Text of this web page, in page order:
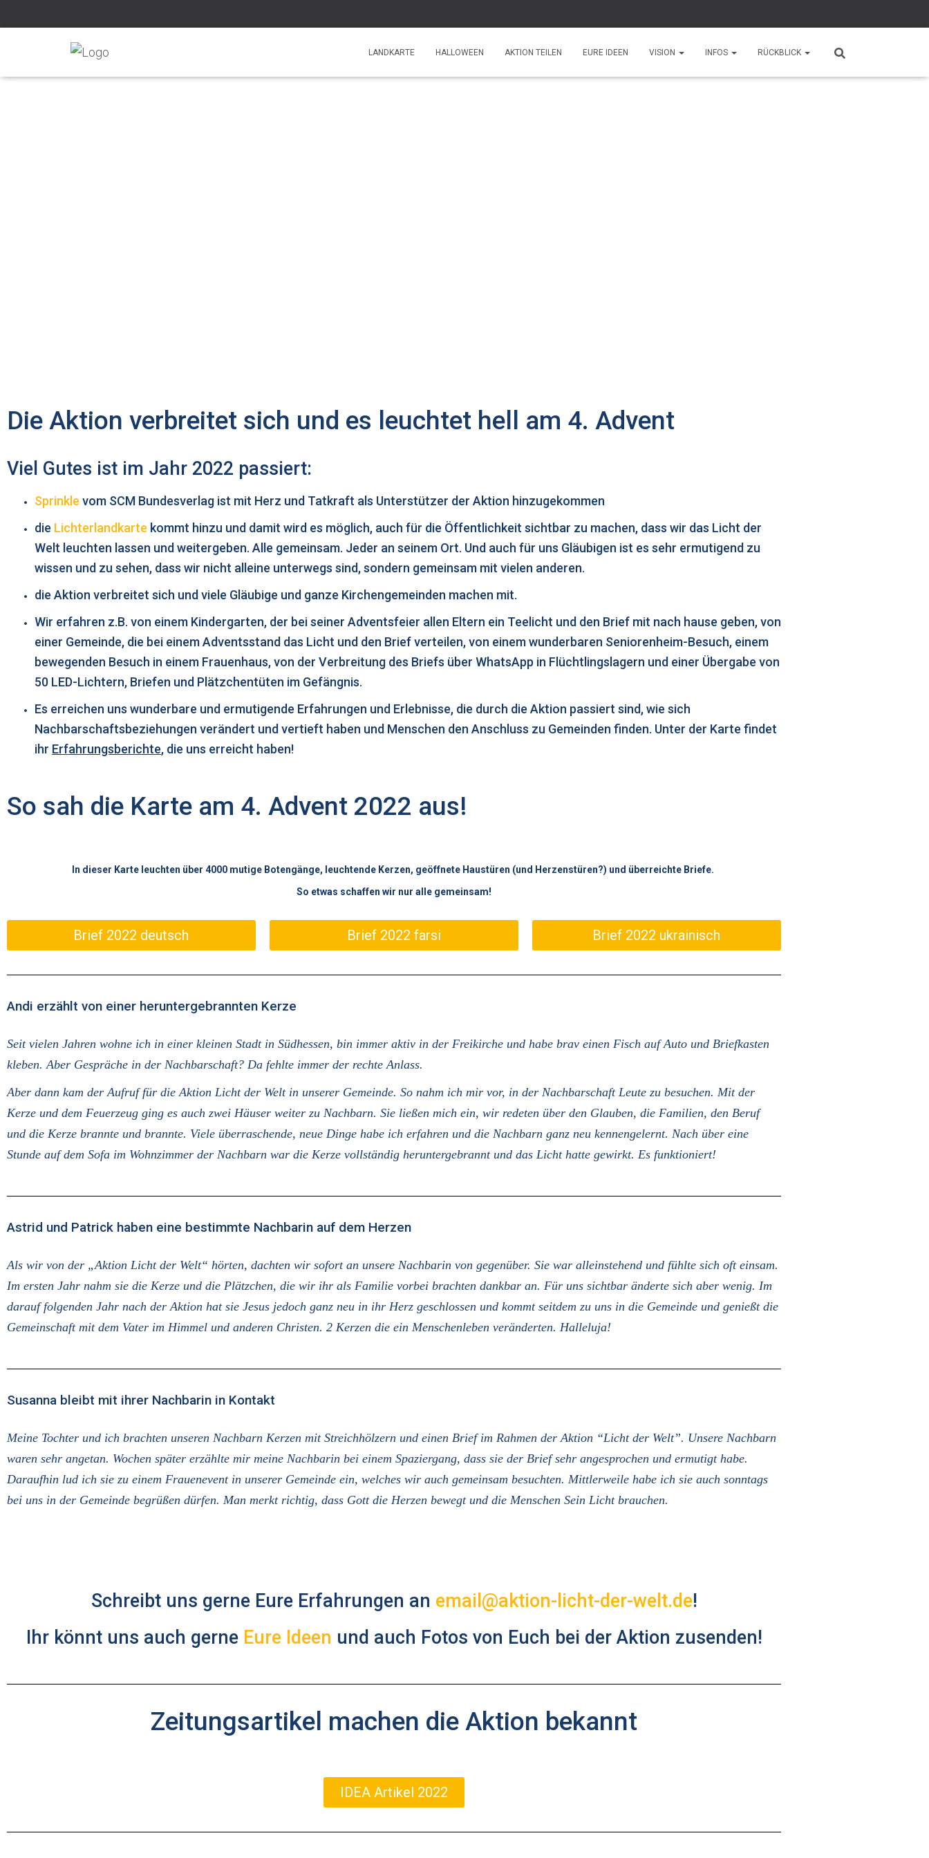
LANDKARTE HALLOWEEN AKTION TEILEN EURE IDEEN VISION INFOS RÜCKBLICK
Die Aktion verbreitet sich und es leuchtet hell am 4. Advent
Viel Gutes ist im Jahr 2022 passiert:
Sprinkle vom SCM Bundesverlag ist mit Herz und Tatkraft als Unterstützer der Aktion hinzugekommen
die Lichterlandkarte kommt hinzu und damit wird es möglich, auch für die Öffentlichkeit sichtbar zu machen, dass wir das Licht der
Welt leuchten lassen und weitergeben. Alle gemeinsam. Jeder an seinem Ort. Und auch für uns Gläubigen ist es sehr ermutigend zu
wissen und zu sehen, dass wir nicht alleine unterwegs sind, sondern gemeinsam mit vielen anderen.
die Aktion verbreitet sich und viele Gläubige und ganze Kirchengemeinden machen mit.
Wir erfahren z.B. von einem Kindergarten, der bei seiner Adventsfeier allen Eltern ein Teelicht und den Brief mit nach hause geben, von
einer Gemeinde, die bei einem Adventsstand das Licht und den Brief verteilen, von einem wunderbaren Seniorenheim-Besuch, einem
bewegenden Besuch in einem Frauenhaus, von der Verbreitung des Briefs über WhatsApp in Flüchtlingslagern und einer Übergabe von
50 LED-Lichtern, Briefen und Plätzchentüten im Gefängnis.
Es erreichen uns wunderbare und ermutigende Erfahrungen und Erlebnisse, die durch die Aktion passiert sind, wie sich
Nachbarschaftsbeziehungen verändert und vertieft haben und Menschen den Anschluss zu Gemeinden finden. Unter der Karte findet
ihr Erfahrungsberichte, die uns erreicht haben!
So sah die Karte am 4. Advent 2022 aus!
In dieser Karte leuchten über 4000 mutige Botengänge, leuchtende Kerzen, geöffnete Haustüren (und Herzenstüren?) und überreichte Briefe.
So etwas schaffen wir nur alle gemeinsam!
Brief 2022 deutsch Brief 2022 farsi Brief 2022 ukrainisch
Andi erzählt von einer heruntergebrannten Kerze
Seit vielen Jahren wohne ich in einer kleinen Stadt in Südhessen, bin immer aktiv in der Freikirche und habe brav einen Fisch auf Auto und Briefkasten
kleben. Aber Gespräche in der Nachbarschaft? Da fehlte immer der rechte Anlass.
Aber dann kam der Aufruf für die Aktion Licht der Welt in unserer Gemeinde. So nahm ich mir vor, in der Nachbarschaft Leute zu besuchen. Mit der
Kerze und dem Feuerzeug ging es auch zwei Häuser weiter zu Nachbarn. Sie ließen mich ein, wir redeten über den Glauben, die Familien, den Beruf
und die Kerze brannte und brannte. Viele überraschende, neue Dinge habe ich erfahren und die Nachbarn ganz neu kennengelernt. Nach über eine
Stunde auf dem Sofa im Wohnzimmer der Nachbarn war die Kerze vollständig heruntergebrannt und das Licht hatte gewirkt. Es funktioniert!
Astrid und Patrick haben eine bestimmte Nachbarin auf dem Herzen
Als wir von der „Aktion Licht der Welt“ hörten, dachten wir sofort an unsere Nachbarin von gegenüber. Sie war alleinstehend und fühlte sich oft einsam.
Im ersten Jahr nahm sie die Kerze und die Plätzchen, die wir ihr als Familie vorbei brachten dankbar an. Für uns sichtbar änderte sich aber wenig. Im
darauf folgenden Jahr nach der Aktion hat sie Jesus jedoch ganz neu in ihr Herz geschlossen und kommt seitdem zu uns in die Gemeinde und genießt die
Gemeinschaft mit dem Vater im Himmel und anderen Christen. 2 Kerzen die ein Menschenleben veränderten. Halleluja!
Susanna bleibt mit ihrer Nachbarin in Kontakt
Meine Tochter und ich brachten unseren Nachbarn Kerzen mit Streichhölzern und einen Brief im Rahmen der Aktion “Licht der Welt”. Unsere Nachbarn
waren sehr angetan. Wochen später erzählte mir meine Nachbarin bei einem Spaziergang, dass sie der Brief sehr angesprochen und ermutigt habe.
Daraufhin lud ich sie zu einem Frauenevent in unserer Gemeinde ein, welches wir auch gemeinsam besuchten. Mittlerweile habe ich sie auch sonntags
bei uns in der Gemeinde begrüßen dürfen. Man merkt richtig, dass Gott die Herzen bewegt und die Menschen Sein Licht brauchen.
Schreibt uns gerne Eure Erfahrungen an email@aktion-licht-der-welt.de!
Ihr könnt uns auch gerne Eure Ideen und auch Fotos von Euch bei der Aktion zusenden!
Zeitungsartikel machen die Aktion bekannt
IDEA Artikel 2022